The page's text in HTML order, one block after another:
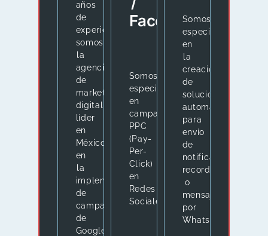
años
de
experiencia,
somos
la
agencia
de
marketing
digital
líder
en
México
en
la
implementación
de
campañas
de
Google
Facebook
Somos
especialistas
en
campañas
PPC
(Pay-
Per-
Click)
en
Redes
Sociales.
Somos
especialistas
en
la
creación
de
soluciones
automatizadas
para
envío
de
notificaciones,
recordatorios
o
mensajes
por
WhatsApp.